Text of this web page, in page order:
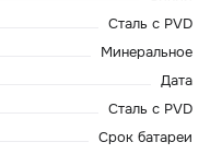
Сталь с PVD
Минеральное
Дата
Сталь с PVD
Срок батареи